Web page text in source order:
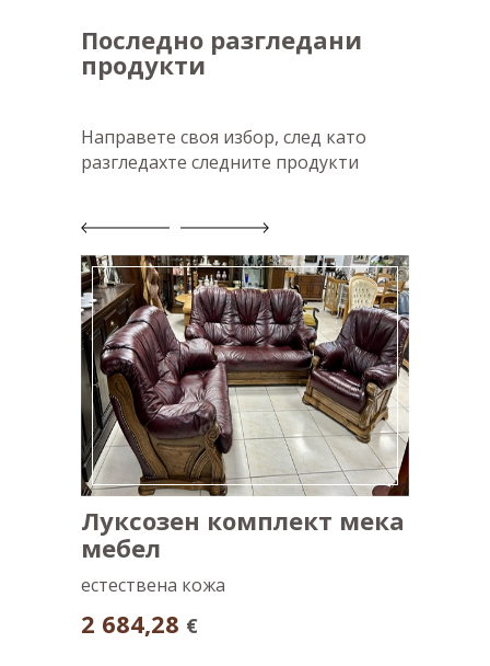
Последно разгледани
продукти
Направете своя избор, след като
разгледахте следните продукти
Луксозен комплект мека
мебел
естествена кожа
2 684,28 €